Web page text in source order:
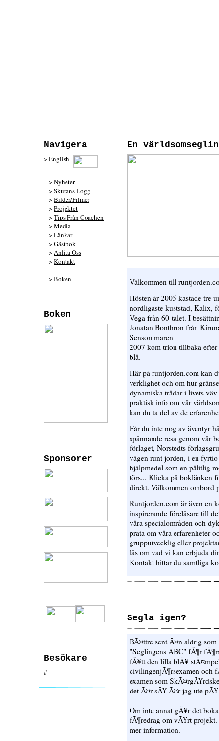
Navigera
>English
>Nyheter
>Skutans Logg
>Bilder/Filmer
>Projektet
>Tips Från Coachen
>Media
>Länkar
>Gästbok
>Anlita Oss
>Kontakt
>Boken
Boken
Sponsorer
Besökare
#
En
Välkommen till
Hösten år 2005 kastade tre
nordligaste kuststad, Kalix,
Vega från 60-talet. I
Jonatan Bonthron från
Sensommaren
2007 kom trion tillbaka efter
blå.
Här på runtjorden.com kan
verklighet och om hur
dynamiska trådar i livets
praktisk info om vår
kan du ta del av de
Får du inte nog av äventyr
spännande resa genom vår
förlaget, Norstedts
vägen runt jorden, i en
hjälpmedel som en pålitlig
törs... Klicka på boklänken
direkt. Välkommen ombord
Runtjorden.com är även en
inspirerande föreläsare till
våra specialområden och
prata om våra erfarenheter
grupputvecklig eller
läs om vad vi kan erbjuda
Kontakt hittar du samtliga
Segla igen?
BÃ¤ttre sent Ã¤n aldrig
"Seglingens ABC" fÃ¶r
fÃ¥tt den lilla blÃ¥
civilingenjÃ¶rsexamen och
examen som
det Ã¤r sÃ¥ Ã¤r jag ute
Om inte annat gÃ¥r det
fÃ¶redrag om vÃ¥rt
mer information.